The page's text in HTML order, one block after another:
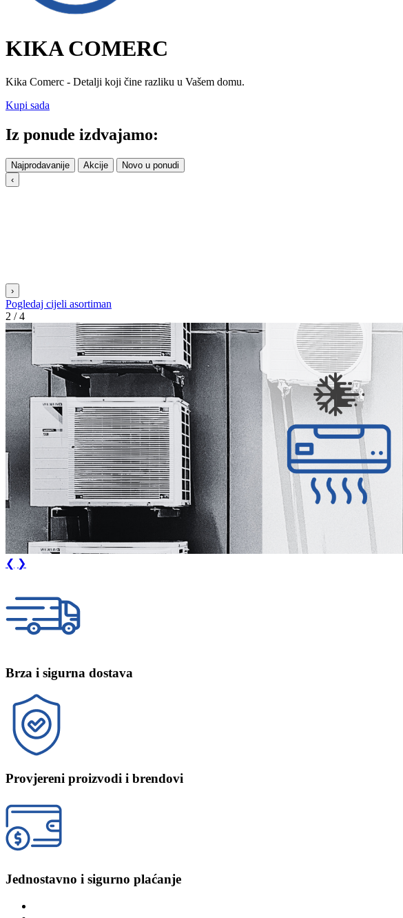
KIKA COMERC
Kika Comerc - Detalji koji čine razliku u Vašem domu.
Kupi sada
Iz ponude izdvajamo:
Najprodavanije Akcije
Novo u ponudi
‹
›
Pogledaj cijeli asortiman
3 / 4
❮ ❯
Brza i sigurna dostava
Provjereni proizvodi i brendovi
Jednostavno i sigurno plaćanje